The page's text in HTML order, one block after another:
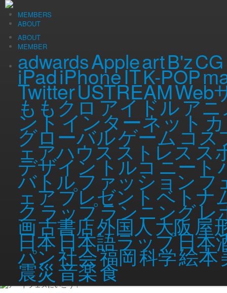
MEMBERS
ABOUT
ABOUT
MEMBER
adwardsAppleartB'zCG
iPadiPhoneITK-POP
TwitterUSTREAMWeb
ももクロアイドルア
ント インターネット
グローバルゲームコス
ェアハウスストレスス
デザイントルコ ニート
バトルファッション フ
ェアプレゼント ベトナ
ク ラップランニングレ
画古書店外国人大阪 屋
日本日本語ラップ日本
パン社会福岡科学絵本
震災音楽食
Wed, 13 Oct 2010
（記事公開時の年齢 …
chiquichikaコラム
アートフェスにいこう！
こんにちは、コラムライターのchiquichikaです。芸術の秋 がやってきまし
さてさて、ちかごろ、地域を舞台としたアートフェスティバルが盛んです。
トフェス情報を集めてみました！ご近所の芸術祭情報がありましたら、ぜ
瀬戸内国際芸術祭2010（～10/31）
今年、一番話題の芸術祭といえば、 瀬戸内国際芸術祭
ですよね！！
私も夏に行ってきました。瀬戸内海の美しい島々を舞台に、地域密着型で
ボランティアの「こえび隊」の方々とのお喋りが、実は一番楽しかったで
で、遠方の方も行く価値ありです！個人的には、男木島が非常に良かったで
地域全体でかなりの盛り上がりを見せている瀬戸内国際芸術祭も、ついに
瀬戸内国際芸術祭2010
あいちトリエンナーレ2010（～10/31）
今年話題の芸術祭その２！！
今年が初めての開催となる、あいちトリエンナーレ。
テーマは「都市の祝祭」。
映像・インスタレーション作品はもちろん、パフォーマンスアートなども
すね。